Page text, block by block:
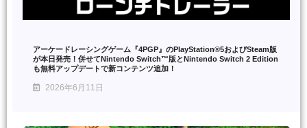
アーケードレーシングゲーム『4PGP』のPlayStation®5およびSteam版
が本日発売！併せてNintendo Switch™版とNintendo Switch 2 Edition
も無料アップデートで新コンテンツ追加！
2026年6月11日